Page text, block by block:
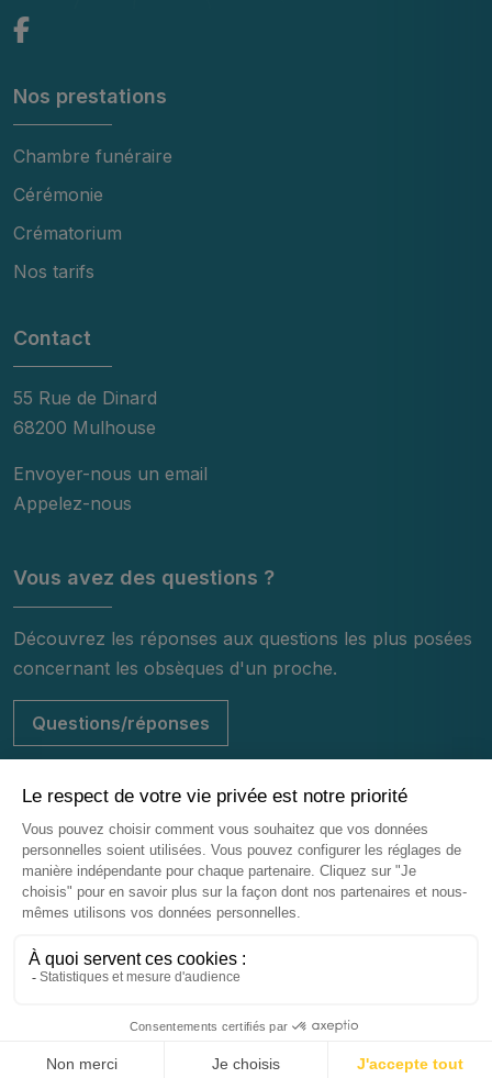
Nos horaires Nous appeler Nous contacter
Nos prestations
Chambre funéraire
Cérémonie
Crématorium
Nos tarifs
Contact
55 Rue de Dinard
68200 Mulhouse
Envoyer-nous un email
Appelez-nous
Vous avez des questions ?
Découvrez les réponses aux questions les plus posées
concernant les obsèques d'un proche.
Questions/réponses
© 2026 - Centre Funéraire de Mulhouse - Tous droits réservés
Réalisation